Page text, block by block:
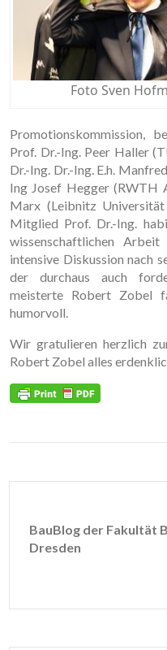
Foto Sven
Promotionskommission,
Prof. Dr.-Ing. Peer Haller
Dr.-Ing. Dr.-Ing. E.h.
Ing Josef Hegger (RWTH
Marx (Leibnitz
Mitglied Prof. Dr.-Ing.
wissenschaftlichen
intensive Diskussion nach
der durchaus auch
meisterte Robert Zobel
humorvoll.
Wir gratulieren herzlich
Robert Zobel alles
BauBlog der Fakultät
Dresden